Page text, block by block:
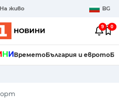
На живо BG
9 0
ВреметоБългария и еврото